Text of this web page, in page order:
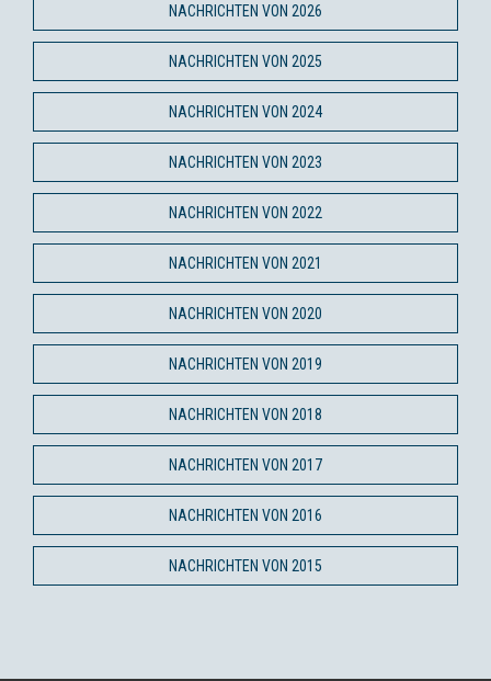
NACHRICHTEN VON 2026
NACHRICHTEN VON 2025
NACHRICHTEN VON 2024
NACHRICHTEN VON 2023
NACHRICHTEN VON 2022
NACHRICHTEN VON 2021
NACHRICHTEN VON 2020
NACHRICHTEN VON 2019
NACHRICHTEN VON 2018
NACHRICHTEN VON 2017
NACHRICHTEN VON 2016
NACHRICHTEN VON 2015